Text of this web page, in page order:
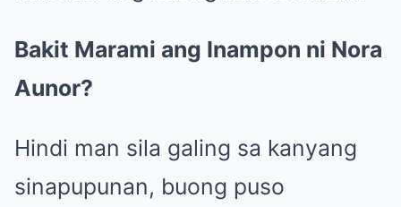
Bakit Marami ang Inampon ni Nora
Aunor?
Hindi man sila galing sa kanyang
sinapupunan, buong puso